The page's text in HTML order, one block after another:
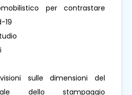
per contrastare
19
sulle dimensioni del
dello stampaggio